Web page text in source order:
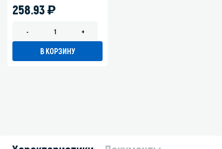
258.93)
- +
В КОРЗИНУ